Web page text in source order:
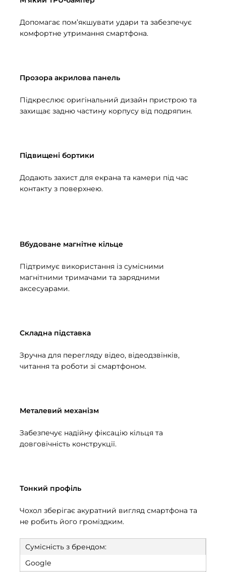
Допомагає пом’якшувати удари та забезпечує
комфортне утримання смартфона.
Прозора акрилова панель
Підкреслює оригінальний дизайн пристрою та
захищає задню частину корпусу від подряпин.
Підвищені бортики
Додають захист для екрана та камери під час
контакту з поверхнею.
Вбудоване магнітне кільце
Підтримує використання із сумісними
магнітними тримачами та зарядними
аксесуарами.
Складна підставка
Зручна для перегляду відео, відеодзвінків,
читання та роботи зі смартфоном.
Металевий механізм
Забезпечує надійну фіксацію кільця та
довговічність конструкції.
Тонкий профіль
Чохол зберігає акуратний вигляд смартфона та
не робить його громіздким.
Сумісність з брендом:
Google